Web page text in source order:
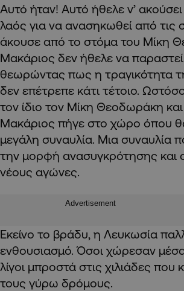
Αυτό ήταν! Αυτό ήθελε ν’
λαός για να ανασηκωθεί από τις
άκουσε από το στόμα του Μίκη
Μακάριος δεν ήθελε να
θεωρώντας πως η τραγικότητα
δεν επέτρεπε κάτι τέτοιο.
τον ίδιο τον Μίκη Θεοδωράκη και
Μακάριος πήγε στο χώρο όπου
μεγάλη συναυλία. Μια συναυλία
την μορφή ανασυγκρότησης και
νέους αγώνες.
Advertisement
Εκείνο το βράδυ, η Λευκωσία
ενθουσιασμό. Όσοι χώρεσαν
λίγοι μπροστά στις χιλιάδες που
τους γύρω δρόμους.